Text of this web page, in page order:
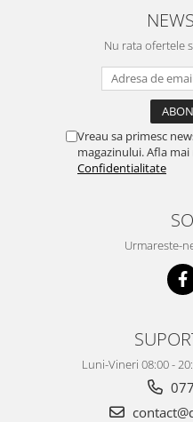
Nu rata ofertele
Vreau sa primesc
magazinului. Afla
Confidentialitate
Urmareste-
Luni-Vineri 08:00 -